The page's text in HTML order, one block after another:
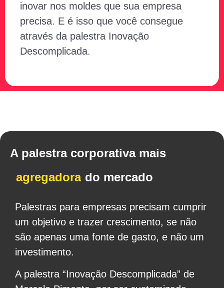
inovar nos moldes que sua empresa
precisa. E é isso que você consegue
através da palestra Inovação
Descomplicada.
A palestra corporativa mais
agregadora do mercado
Palestras para empresas precisam cumprir
um objetivo e trazer crescimento, se não
são apenas uma fonte de gasto, e não um
investimento.
A palestra “Inovação Descomplicada” de